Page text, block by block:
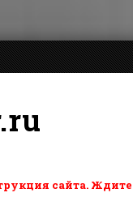
сайта. Ждите